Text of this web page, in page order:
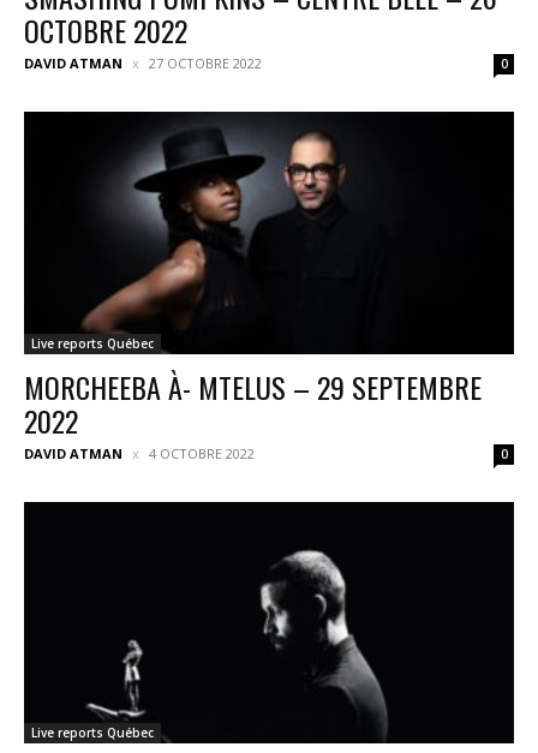
OCTOBRE 2022
DAVID ATMAN 27 OCTOBRE 2022 0
Live reports Québec
MORCHEEBA À- MTELUS – 29 SEPTEMBRE
2022
DAVID ATMAN 4 OCTOBRE 2022 0
Live reports Québec